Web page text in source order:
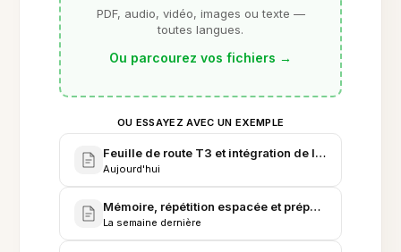
PDF, audio, vidéo, images ou texte —
toutes langues.
Ou parcourez vos fichiers →
OU ESSAYEZ AVEC UN EXEMPLE
Feuille de route T3 et intégration de l'Assistant IA
Aujourd'hui
Mémoire, répétition espacée et préparation aux
La semaine dernière